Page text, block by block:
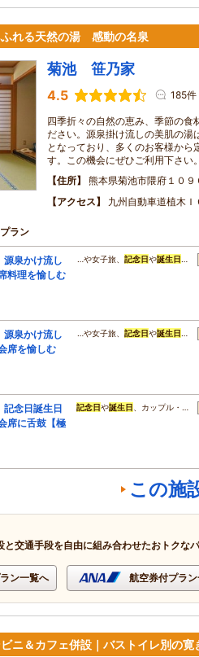
れる天然の湯 感動の名泉
菊池 笹乃家
4.5 185件
四季折々の自然の恵み、季節の食
ださい。源泉掛け流しの美肌の湯
となっており、多くのお客様から
す。この機会にぜひご利用下さい
住所
熊本県菊池市隈府１０９
アクセス
九州自動車道植木
ラン
源泉かけ流し
料理を愉しむ
…や女子旅、 記念日や誕生日 …
源泉かけ流し
席を愉しむ
…や女子旅、 記念日や誕生日 …
記念日誕生日
席に舌鼓【極
記念日や誕生日 、カップル・…
この施
と交通手段を自由に組み合わせたおトクな
ン一覧へ 航空券付プラ
ニ＆カフェ併設｜バストイレ別の寛